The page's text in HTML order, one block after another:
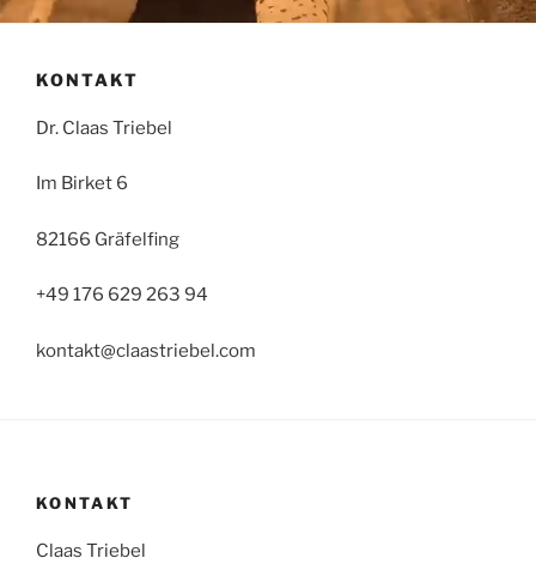
KONTAKT
Dr. Claas Triebel
Im Birket 6
82166 Gräfelfing
+49 176 629 263 94
kontakt@claastriebel.com
KONTAKT
Claas Triebel